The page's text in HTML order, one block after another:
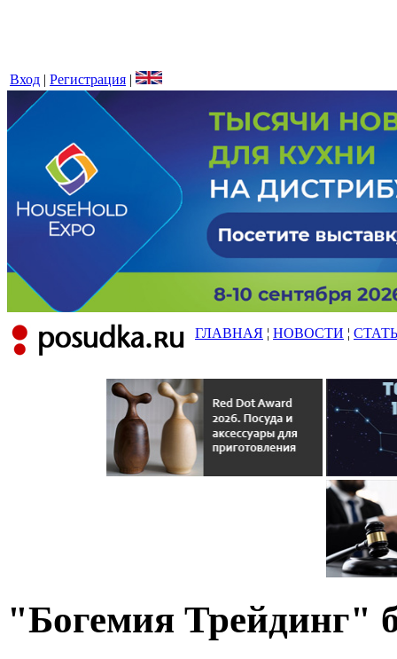
Вход | Регистрация |
ГЛАВНАЯ ¦ НОВОСТИ ¦
"Богемия Трейдинг"